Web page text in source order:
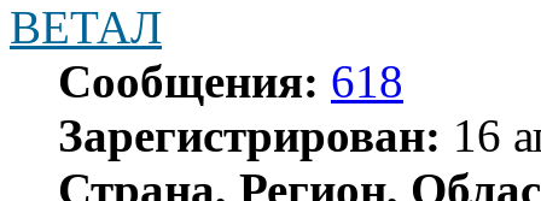
ВЕТАЛ
Сообщения: 618
Зарегистрирован: 16
Страна, Регион,